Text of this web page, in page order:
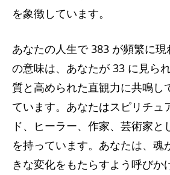
を象徴しています。
あなたの人生で 383 が頻繁に
の意味は、あなたが 33 に見ら
質と高められた直観力に共鳴し
ています。あなたはスピリチュ
ド、ヒーラー、作家、芸術家と
を持っています。あなたは、魂
きな変化をもたらすよう呼びか